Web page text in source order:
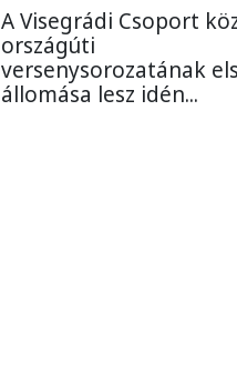
A Visegrádi Csoport
országúti
versenysorozatának
állomása lesz idén...